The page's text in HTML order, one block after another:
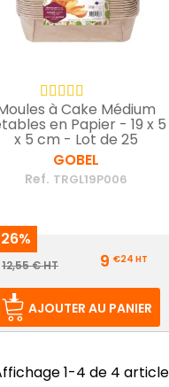
à Cake Médium
en Papier - 19 x 5
x 5 cm - Lot de 25
GOBEL
Ref. TRGL19P006
Prix
base
12,55 € HT 9 €24 HT
AJOUTER AU PANIER
1-4 de 4